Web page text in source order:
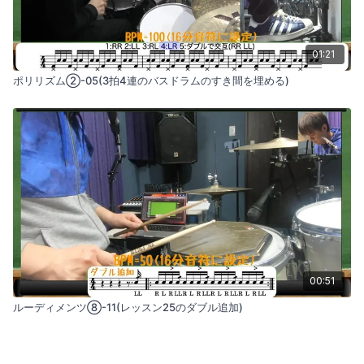
01:21
ポリリズム②-05(3拍4連のバスドラムのすき間を埋める)
00:51
ルーディメンツ⑧-11(レッスン25のダブル追加)